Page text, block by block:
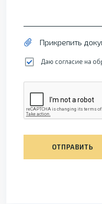
Прикрепить
Даю согласие на
ОТПРАВИТЬ